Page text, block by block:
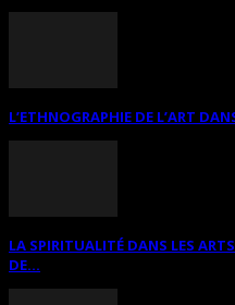
L’ETHNOGRAPHIE DE L’ART
LA SPIRITUALITÉ DANS LES
DE...